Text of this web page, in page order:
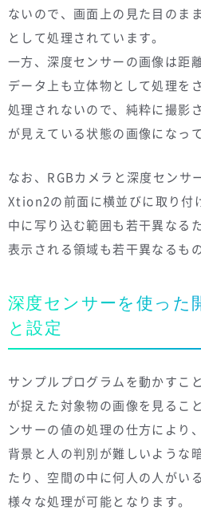
ないので、画面上の見た目のま
として処理されています。
一方、深度センサーの画像は距
データ上も立体物として処理を
処理されないので、純粋に撮影
が見えている状態の画像になっ
なお、RGBカメラと深度センサ
Xtion2の前面に横並びに取り付
中に写り込む範囲も若干異なる
表示される領域も若干異なるも
深度センサーを使った
と設定
サンプルプログラムを動かすこ
が捉えた対象物の画像を見るこ
ンサーの値の処理の仕方により
背景と人の判別が難しいような
たり、空間の中に何人の人がい
様々な処理が可能となります。